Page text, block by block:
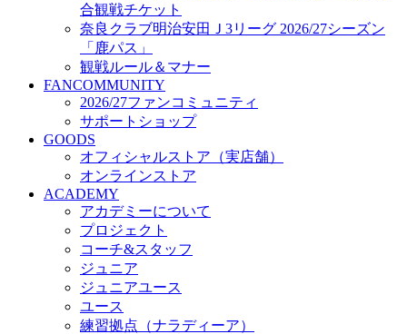
練習拠点（ナラディーア）
SCHOOL
2026/27 パートナー企業
パートナー募集
クラブ理念
クラブ情報
サステナビリティ
Web制作支援
応援プロジェクト
合観戦チケット
奈良クラブ明治安田Ｊ3リーグ 2026/27シーズン
「鹿パス」
観戦ルール＆マナー
FANCOMMUNITY
2026/27ファンコミュニティ
サポートショップ
GOODS
オフィシャルストア（実店舗）
オンラインストア
ACADEMY
アカデミーについて
プロジェクト
コーチ&スタッフ
ジュニア
ジュニアユース
ユース
練習拠点（ナラディーア）